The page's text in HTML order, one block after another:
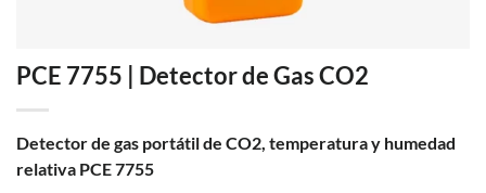
PCE 7755 | Detector de Gas CO2
Detector de gas portátil de CO2, temperatura y humedad
relativa PCE 7755